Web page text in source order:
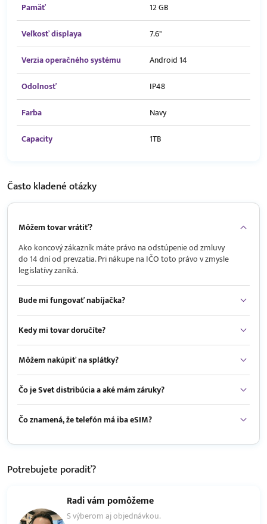
Pamäť
12 GB
Veľkosť displaya
7.6"
Verzia operačného systému
Android 14
Odolnosť
IP48
Farba
Navy
Capacity
1TB
Často kladenéotázky
Môžem tovar vrátiť?
Ako koncový zákazník máte právo na odstúpenie od zmluvy
do 14 dní od prevzatia. Pri nákupe na IČO toto právo v zmysle
legislatívy zaniká.
Bude mi fungovať nabíjačka?
Kedy mi tovar doručíte?
Môžem nakúpiť na splátky?
Čo je Svet distribúcia a aké mám záruky?
Čo znamená, že telefón má iba eSIM?
Potrebujete poradiť?
Radi vám pomôžeme
S výberom aj objednávkou.